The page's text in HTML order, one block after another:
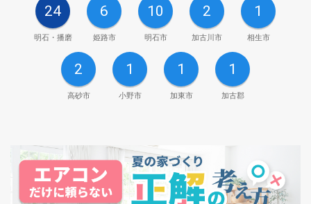
24
明石・播磨
6
姫路市
10
明石市
2
加古川市
1
相生市
2
高砂市
1
小野市
1
加東市
1
加古郡